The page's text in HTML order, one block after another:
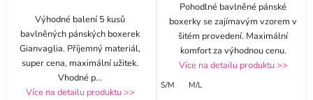
Výhodné balení 5 kusů
bavlněných pánských boxerek
Gianvaglia. Příjemný materiál,
super cena, maximální užitek.
Vhodné p...
Více na detailu produktu >>
Pohodlné bavlněné pánské
boxerky se zajímavým vzorem v
šitém provedení. Maximální
komfort za výhodnou cenu.
Více na detailu produktu >>
S/M M/L